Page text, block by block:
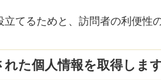
てるためと、訪問者の利便性
た個人情報を取得しま